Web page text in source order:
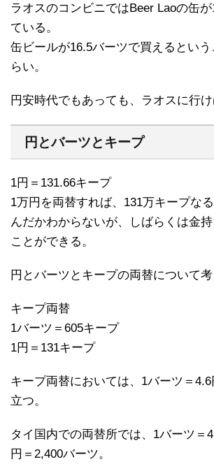
ラオスのコンビニではBeer Laoの缶
ている。
缶ビールが16.5バーツで買えるという
らい。
円安時代でもあっても、ラオスに行け
円とバーツとキープ
1円＝131.66キープ
1万円を両替すれば、131万キープな
んだかわからないが、しばらくは金
ことができる。
円とバーツとキープの両替について考
キープ両替
1バーツ＝605キープ
1円＝131キープ
キープ両替においては、1バーツ＝4.6
立つ。
タイ国内での両替所では、1バーツ＝
円＝2,400バーツ。